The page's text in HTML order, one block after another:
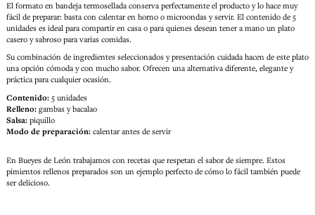
El formato en bandeja termosellada conserva perfectamente el producto y lo hace muy
fácil de preparar: basta con calentar en horno o microondas y servir. El contenido de 5
unidades es ideal para compartir en casa o para quienes desean tener a mano un plato
casero y sabroso para varias comidas.
Su combinación de ingredientes seleccionados y presentación cuidada hacen de este plato
una opción cómoda y con mucho sabor. Ofrecen una alternativa diferente, elegante y
práctica para cualquier ocasión.
Contenido: 5 unidades
Relleno: gambas y bacalao
Salsa: piquillo
Modo de preparación: calentar antes de servir
En Bueyes de León trabajamos con recetas que respetan el sabor de siempre. Estos
pimientos rellenos preparados son un ejemplo perfecto de cómo lo fácil también puede
ser delicioso.